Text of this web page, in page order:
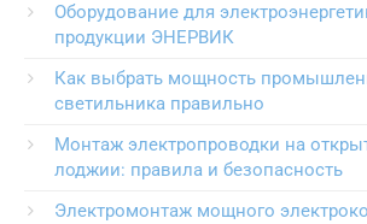
Оборудование для
продукции ЭНЕРВИК
Как выбрать мощность
светильника правильно
Монтаж электропроводки на
лоджии: правила и безопасность
Электромонтаж мощного